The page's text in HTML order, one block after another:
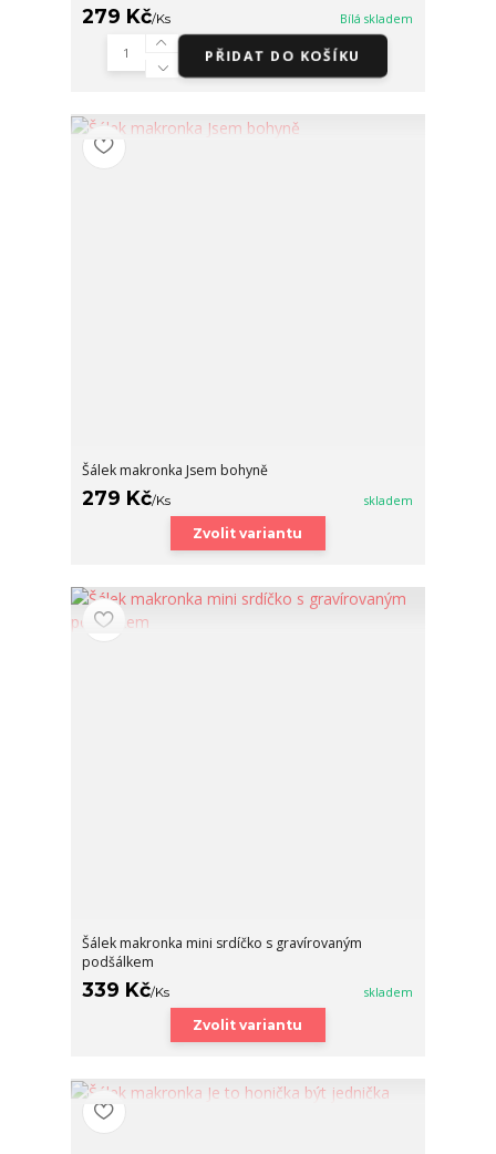
279 Kč/Ks Bílá skladem
PŘIDAT DO KOŠÍKU
Šálek makronka Jsem bohyně
279 Kč/Ks skladem
Zvolit variantu
Šálek makronka mini srdíčko s gravírovaným
podšálkem
339 Kč/Ks skladem
Zvolit variantu